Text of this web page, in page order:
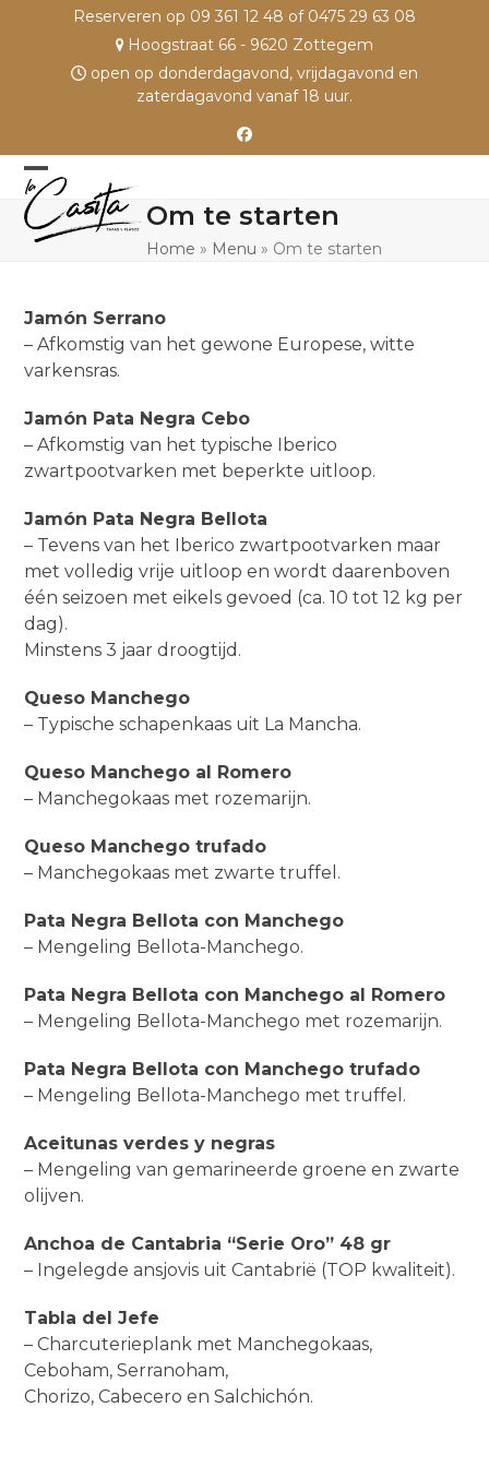
Reserveren op 09 361 12 48 of 0475 29 63 08
Hoogstraat 66 - 9620 Zottegem
open op donderdagavond, vrijdagavond en
zaterdagavond vanaf 18 uur.
Facebook
Open
mobile
Close
mobile
Om te starten
Home » Menu » Om te starten
Jamón Serrano
– Afkomstig van het gewone Europese, witte
varkensras.
Jamón Pata Negra Cebo
– Afkomstig van het typische Iberico
zwartpootvarken met beperkte uitloop.
Jamón Pata Negra Bellota
– Tevens van het Iberico zwartpootvarken maar
met volledig vrije uitloop en wordt daarenboven
één seizoen met eikels gevoed (ca. 10 tot 12 kg per
dag).
Minstens 3 jaar droogtijd.
Queso Manchego
– Typische schapenkaas uit La Mancha.
Queso Manchego al Romero
– Manchegokaas met rozemarijn.
Queso Manchego trufado
– Manchegokaas met zwarte truffel.
Pata Negra Bellota con Manchego
– Mengeling Bellota-Manchego.
Pata Negra Bellota con Manchego al Romero
– Mengeling Bellota-Manchego met rozemarijn.
Pata Negra Bellota con Manchego trufado
– Mengeling Bellota-Manchego met truffel.
Aceitunas verdes y negras
– Mengeling van gemarineerde groene en zwarte
olijven.
Anchoa de Cantabria “Serie Oro” 48 gr
– Ingelegde ansjovis uit Cantabrië (TOP kwaliteit).
Tabla del Jefe
– Charcuterieplank met Manchegokaas,
Ceboham, Serranoham,
Chorizo, Cabecero en Salchichón.